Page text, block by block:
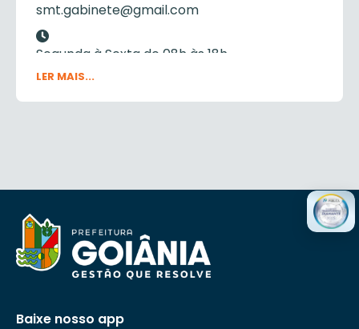
smt.gabinete@gmail.com
Segunda à Sexta de 08h às 18h
BR-153 esq. c/ Rua Recife St.Alto da Glória
LER MAIS...
Baixe nosso app